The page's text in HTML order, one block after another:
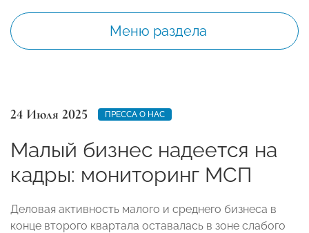
Меню раздела
24 Июля 2025 ПРЕССА О НАС
Малый бизнес надеется на
кадры: мониторинг МСП
Деловая активность малого и среднего бизнеса в
конце второго квартала оставалась в зоне слабого